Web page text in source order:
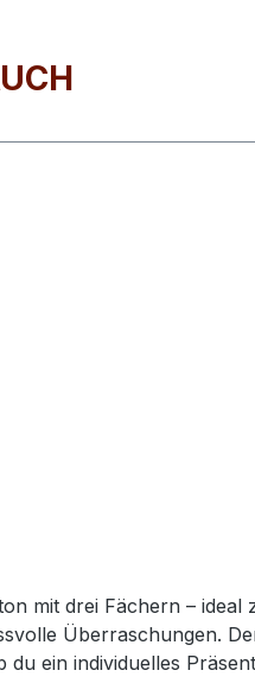
mit drei Fächern – ideal
Geschenkkarton leer